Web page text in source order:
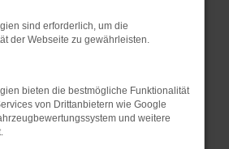
bestimmter Seiten
die Seite in einem
neu.
helfen, vorübergehende
sind erforderlich, um die
der Webseite zu gewährleisten.
bieten die bestmögliche Funktionalität
von Drittanbietern wie Google
und weitere